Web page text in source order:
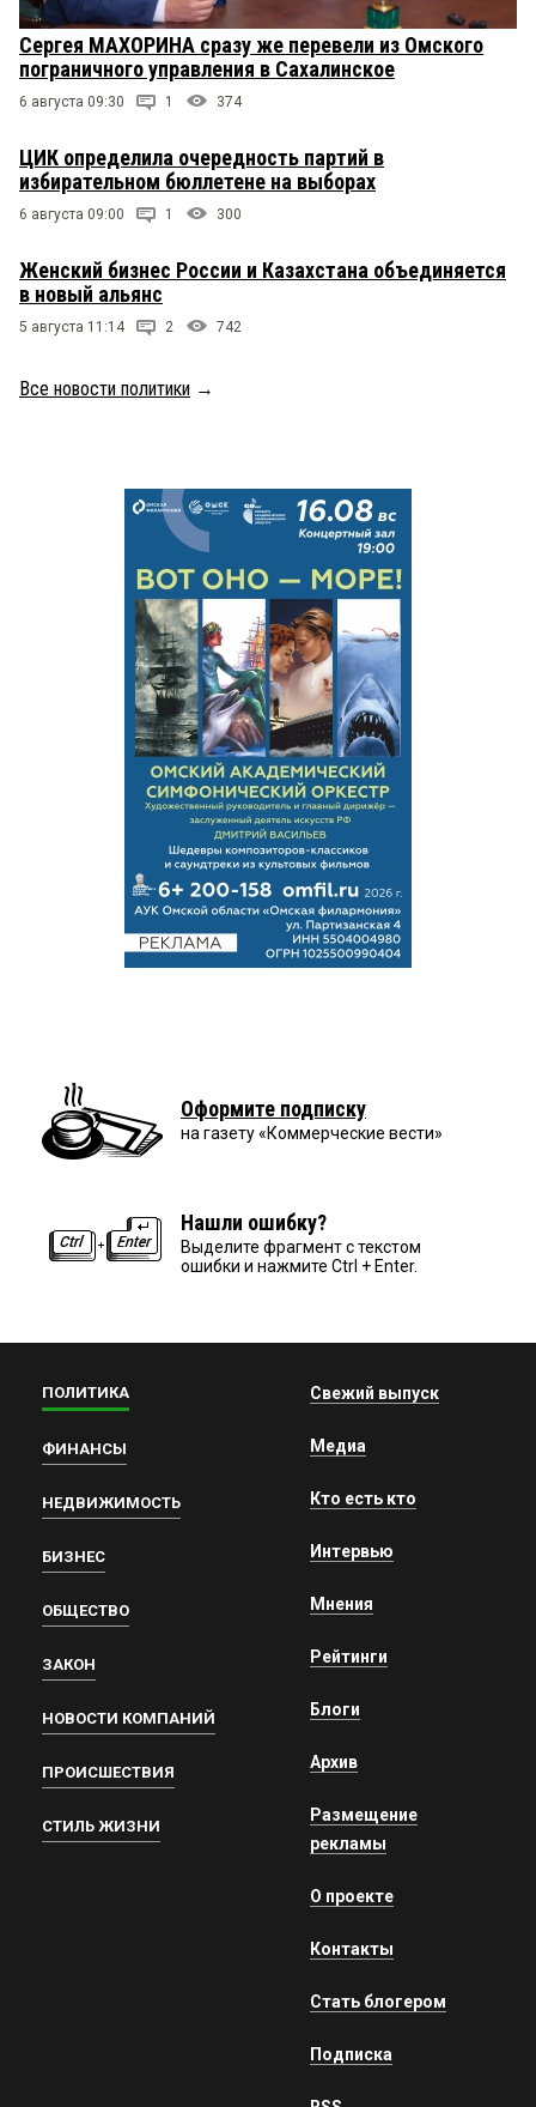
Сергея МАХОРИНА сразу же перевели из Омского
пограничного управления в Сахалинское
6 августа 09:30 1 374
ЦИК определила очередность партий в
избирательном бюллетене на выборах
6 августа 09:00 1 300
Женский бизнес России и Казахстана объединяется
в новый альянс
5 августа 11:14 2 742
Все новости политики →
Оформите подписку
на газету «Коммерческие вести»
Нашли ошибку?
Выделите фрагмент с текстом
ошибки и нажмите Ctrl + Enter.
ПОЛИТИКА
ФИНАНСЫ
НЕДВИЖИМОСТЬ
БИЗНЕС
ОБЩЕСТВО
ЗАКОН
НОВОСТИ КОМПАНИЙ
ПРОИСШЕСТВИЯ
СТИЛЬ ЖИЗНИ
Свежий выпуск
Медиа
Кто есть кто
Интервью
Мнения
Рейтинги
Блоги
Архив
Размещение
рекламы
О проекте
Контакты
Стать блогером
Подписка